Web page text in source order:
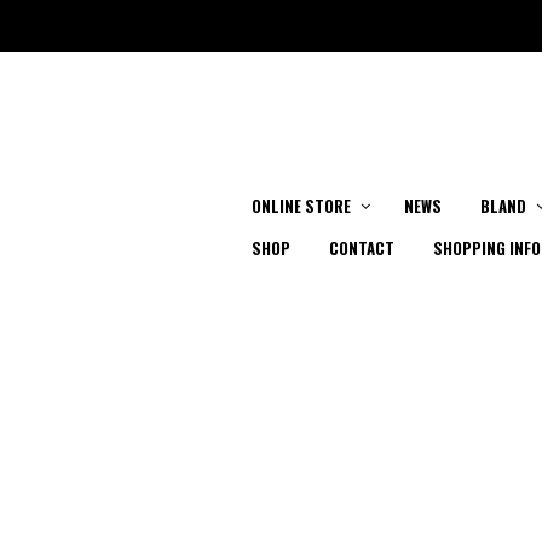
ONLINE STORE NEWS
BLAND
SHOP
CONTACT SHOPPING INFO